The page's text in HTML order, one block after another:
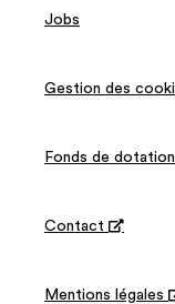
Jobs
Gestion des
Fonds de dotation
Contact 
Mentions légales